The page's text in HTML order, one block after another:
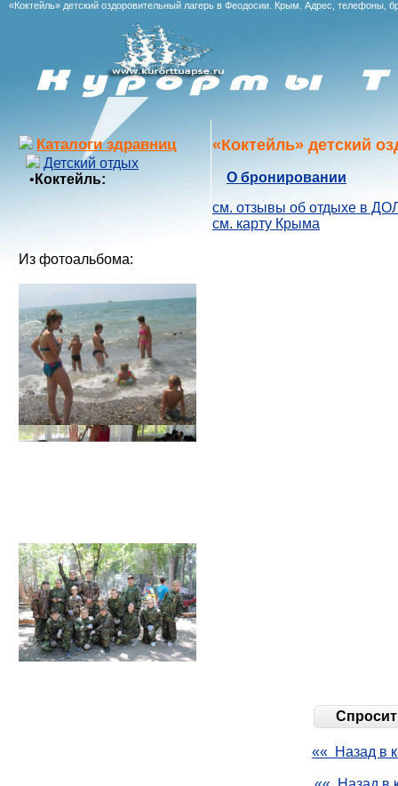
«Коктейль» детский оздоровительный лагерь в Феодосии. Крым. Адрес, телефоны,
Каталоги здравниц
Детский отдых
• Коктейль:
Из фотоальбома:
«Коктейль» детский
О бронировании
см. отзывы об отдыхе в
см. карту Крыма
«« Назад в